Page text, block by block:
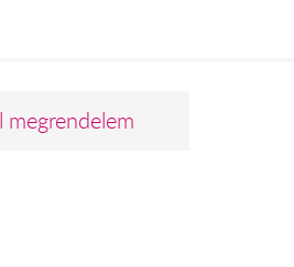
megrendelem